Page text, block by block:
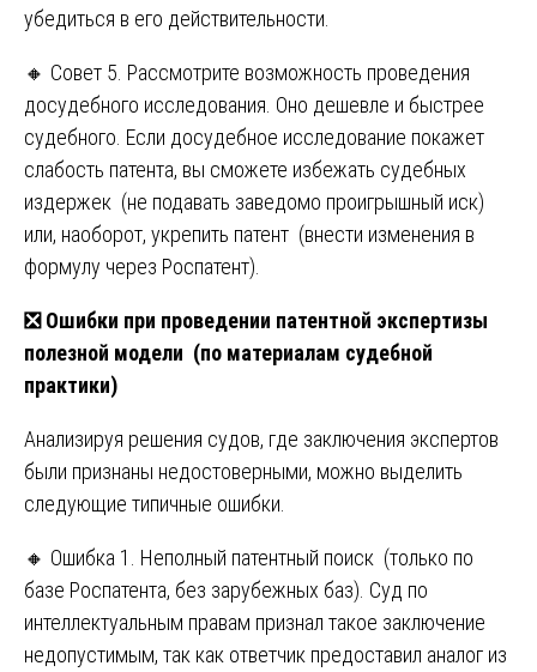
убедиться в его действительности.
🔸 Совет 5. Рассмотрите возможность проведения
досудебного исследования. Оно дешевле и быстрее
судебного. Если досудебное исследование покажет
слабость патента, вы сможете избежать судебных
издержек (не подавать заведомо проигрышный иск)
или, наоборот, укрепить патент (внести изменения в
формулу через Роспатент).
❎Ошибки при проведении патентной экспертизы
полезной модели (по материалам судебной
практики)
Анализируя решения судов, где заключения экспертов
были признаны недостоверными, можно выделить
следующие типичные ошибки.
🔸 Ошибка 1. Неполный патентный поиск (только по
базе Роспатента, без зарубежных баз). Суд по
интеллектуальным правам признал такое заключение
недопустимым, так как ответчик предоставил аналог из